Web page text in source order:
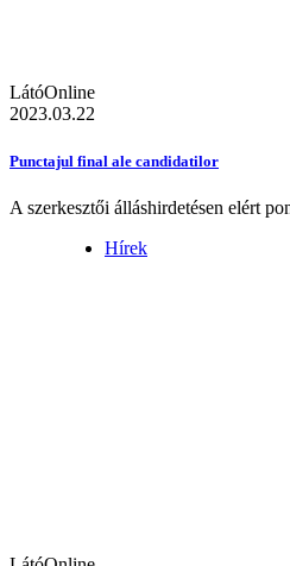
LátóOnline
2023.03.22
Punctajul final ale candidatilor
A szerkesztői álláshirdetésen elért
Hírek